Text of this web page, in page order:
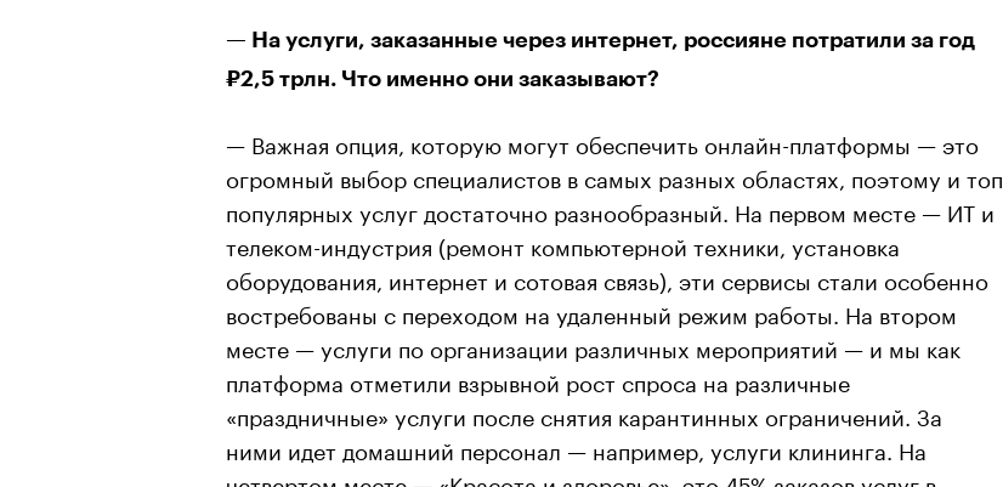
— На услуги, заказанные через интернет, россияне потратили за год
₽2,5 трлн. Что именно они заказывают?
— Важная опция, которую могут обеспечить онлайн-платформы — это
огромный выбор специалистов в самых разных областях, поэтому и топ
популярных услуг достаточно разнообразный. На первом месте — ИТ и
телеком-индустрия (ремонт компьютерной техники, установка
оборудования, интернет и сотовая связь), эти сервисы стали особенно
востребованы с переходом на удаленный режим работы. На втором
месте — услуги по организации различных мероприятий — и мы как
платформа отметили взрывной рост спроса на различные
«праздничные» услуги после снятия карантинных ограничений. За
ними идет домашний персонал — например, услуги клининга. На